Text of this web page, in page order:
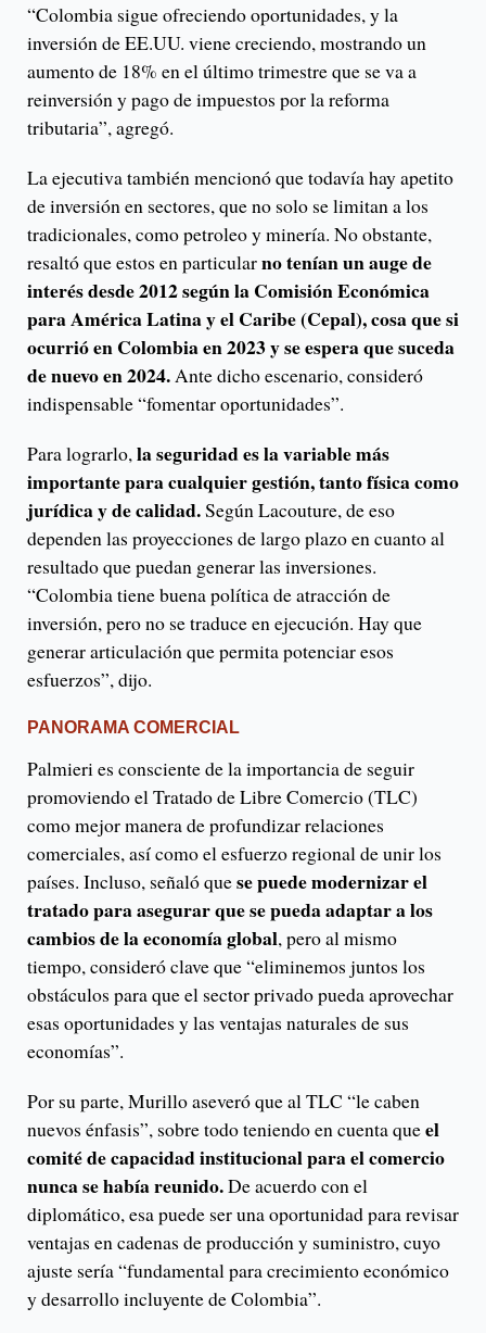
“Colombia sigue ofreciendo oportunidades, y la
inversión de EE.UU. viene creciendo, mostrando un
aumento de 18% en el último trimestre que se va a
reinversión y pago de impuestos por la reforma
tributaria”, agregó.
La ejecutiva también mencionó que todavía hay apetito
de inversión en sectores, que no solo se limitan a los
tradicionales, como petroleo y minería. No obstante,
resaltó que estos en particularno tenían un auge de
interés desde 2012 según la Comisión Económica
para América Latina y el Caribe (Cepal), cosa que si
ocurrió en Colombia en 2023 y se espera que suceda
de nuevo en 2024.Ante dicho escenario, consideró
indispensable “fomentar oportunidades”.
Para lograrlo,la seguridad es la variable más
importante para cualquier gestión, tanto física como
jurídica y de calidad.Según Lacouture, de eso
dependen las proyecciones de largo plazo en cuanto al
resultado que puedan generar las inversiones.
“Colombia tiene buena política de atracción de
inversión, pero no se traduce en ejecución. Hay que
generar articulación que permita potenciar esos
esfuerzos”, dijo.
PANORAMA COMERCIAL
Palmieri es consciente de la importancia de seguir
promoviendo el Tratado de Libre Comercio (TLC)
como mejor manera de profundizar relaciones
comerciales, así como el esfuerzo regional de unir los
países. Incluso, señaló quese puede modernizar el
tratado para asegurar que se pueda adaptar a los
cambios de la economía global, pero al mismo
tiempo, consideró clave que “eliminemos juntos los
obstáculos para que el sector privado pueda aprovechar
esas oportunidades y las ventajas naturales de sus
economías”.
Por su parte, Murillo aseveró que al TLC “le caben
nuevos énfasis”, sobre todo teniendo en cuenta queel
comité de capacidad institucional para el comercio
nunca se había reunido.De acuerdo con el
diplomático, esa puede ser una oportunidad para revisar
ventajas en cadenas de producción y suministro, cuyo
ajuste sería “fundamental para crecimiento económico
y desarrollo incluyente de Colombia”.